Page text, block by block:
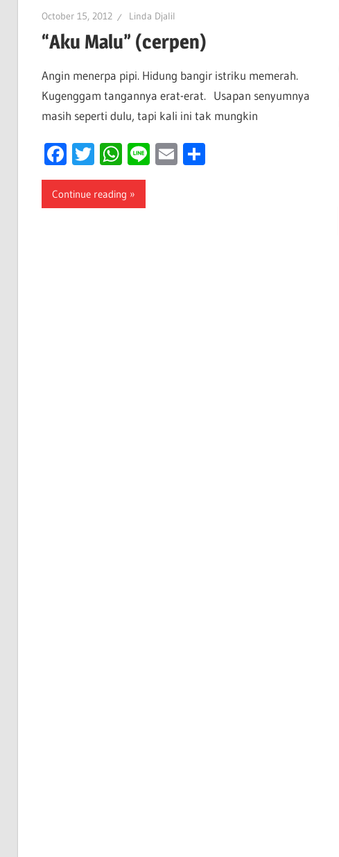
October 15, 2012 Linda Djalil
“Aku Malu” (cerpen)
Angin menerpa pipi. Hidung bangir istriku memerah.
Kugenggam tangannya erat-erat. Usapan senyumnya
masih seperti dulu, tapi kali ini tak mungkin
Facebook
Twitter
WhatsApp
LineEmailShare
Continue reading